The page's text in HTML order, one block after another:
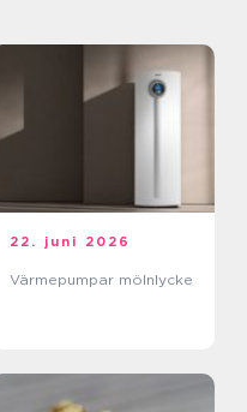
22. juni 2026
Värmepumpar mölnlycke